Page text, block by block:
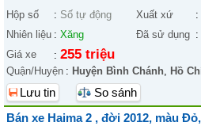
Hộp số : Số tự động Xuất xứ :
Nhiên liệu : Xăng Đã sử dụng :
Giá xe
: 255 triệu
Quận/Huyện : Huyện Bình Chánh, Hồ
Lưu tin
So sánh
Bán xe Haima 2 , đời 2012, màu